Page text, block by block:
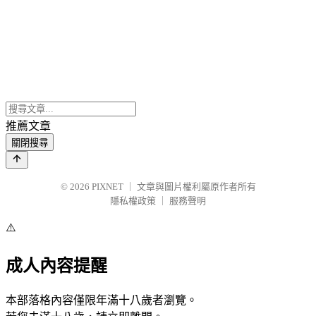
推薦文章
關閉搜尋
© 2026 PIXNET
文章與圖片權利屬原作者所有
隱私權政策
服務聲明
⚠️
成人內容提醒
本部落格內容僅限年滿十八歲者瀏覽。